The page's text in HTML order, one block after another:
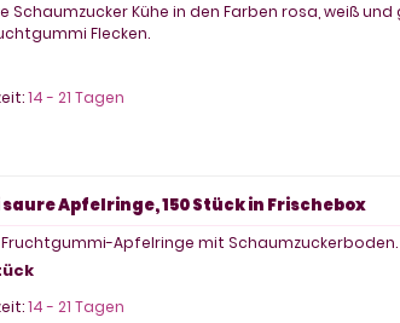
Schaumzucker Kühe in den Farben rosa, weiß und
Flecken.
14 - 21 Tagen
Apfelringe, 150 Stück in Frischebox
Fruchtgummi-Apfelringe mit Schaumzuckerboden.
14 - 21 Tagen